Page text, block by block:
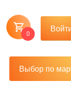
0
Выбор по